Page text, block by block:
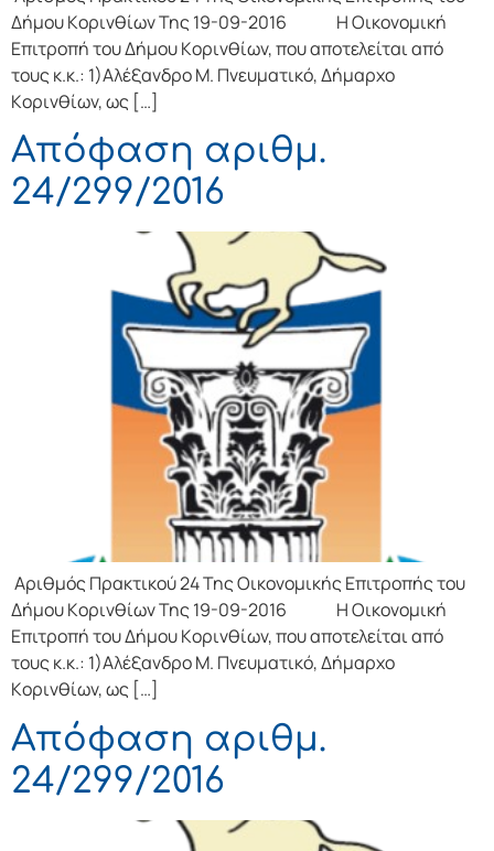
Δήμoυ Κoριvθίωv Της 19-09-2016 Η Οικονομική
Επιτρoπή τoυ Δήμoυ Κoριvθίωv, πoυ απoτελείται από
τoυς κ.κ.: 1)Αλέξανδρο Μ. Πνευματικό, Δήμαρχo
Κoριvθίωv, ως […]
Απόφαση αριθμ.
24/299/2016
Αριθμός Πρακτικού 24 Της Οικονομικής Επιτρoπής τoυ
Δήμoυ Κoριvθίωv Της 19-09-2016 Η Οικονομική
Επιτρoπή τoυ Δήμoυ Κoριvθίωv, πoυ απoτελείται από
τoυς κ.κ.: 1)Αλέξανδρο Μ. Πνευματικό, Δήμαρχo
Κoριvθίωv, ως […]
Απόφαση αριθμ.
24/299/2016